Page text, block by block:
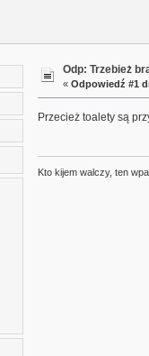
Odp: Trzebież
«Odpowiedź #1
Przecież toalety są
Kto kijem walczy, ten